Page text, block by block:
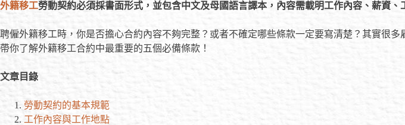
外籍移工勞動契約必須採書面形式，並包含中文及母國語言譯本，內容需載明工作內容、薪資
聘僱外籍移工時，你是否擔心合約內容不夠完整？或者不確定哪些條款一定要寫清楚？其實很
帶你了解外籍移工合約中最重要的五個必備條款！
文章目錄
勞動契約的基本規範
工作內容與工作地點